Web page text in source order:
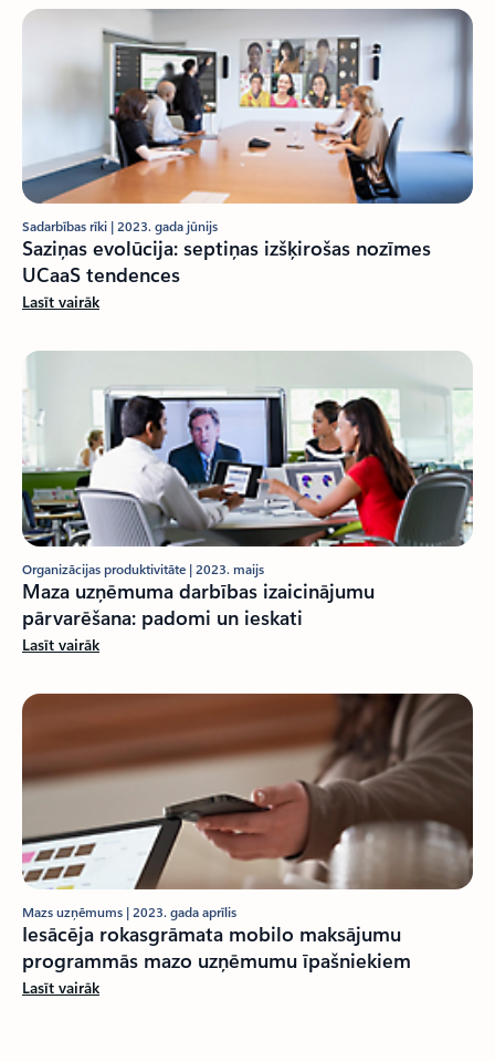
Sadarbības rīki | 2023. gada jūnijs
Saziņas evolūcija: septiņas izšķirošas nozīmes
UCaaS tendences
Lasīt vairāk
Organizācijas produktivitāte | 2023. maijs
Maza uzņēmuma darbības izaicinājumu
pārvarēšana: padomi un ieskati
Lasīt vairāk
Mazs uzņēmums | 2023. gada aprīlis
Iesācēja rokasgrāmata mobilo maksājumu
programmās mazo uzņēmumu īpašniekiem
Lasīt vairāk